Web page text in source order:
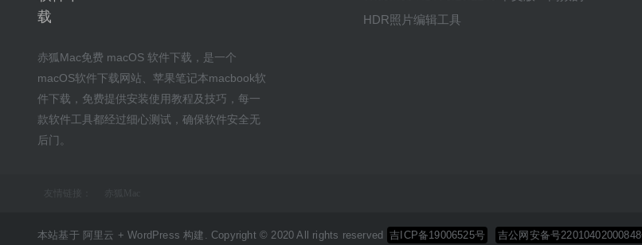
赤狐Mac免费 macOS 软件下载 ，是一个
macOS软件下载网站
苹果笔记本macbook软
件下载 ，免费提供安装使用教程及技巧 ，每一
款软件工具都经过细心测试，确保软件安全无
后门。
HDR照片编辑工具
友情链接：
本站基于 阿里云 + WordPress 构建. Copyright © 2020 All rights reserved 吉ICP备19006525号 吉公网安备号